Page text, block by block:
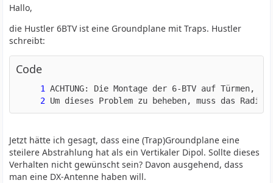
Hallo,
die Hustler 6BTV ist eine Groundplane mit Traps. Hustler
schreibt:
Code
Um dieses Problem zu beheben, muss das
Jetzt hätte ich gesagt, dass eine (Trap)Groundplane eine
steilere Abstrahlung hat als ein Vertikaler Dipol. Sollte dieses
Verhalten nicht gewünscht sein? Davon ausgehend, dass
man eine DX-Antenne haben will.